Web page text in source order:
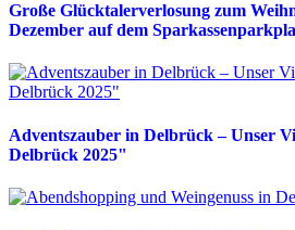
Große Glücktalerverlosung zum
Dezember auf dem
Adventszauber in Delbrück – Unser
Delbrück 2025"